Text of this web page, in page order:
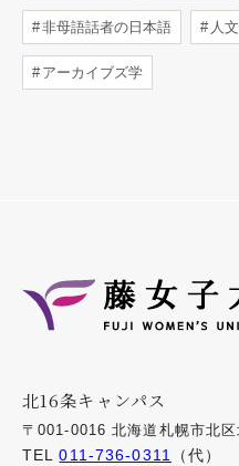
非母語話者の日本語 人
アーカイブズ学
北16条キャンパス
〒001-0016 北海道札幌市北区
TEL011-736-0311 （代）